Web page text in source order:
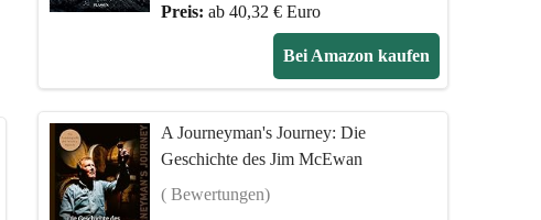
Preis: ab 40,32 € Euro
Bei Amazon kaufen
A Journeyman's Journey: Die
Geschichte des Jim McEwan
( Bewertungen)